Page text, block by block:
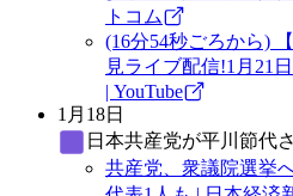
トコム
(16分54秒ごろから)
見ライブ配信!1月21
| YouTube
1月18日
日本共産党が平川節代
共産党、衆議院選挙